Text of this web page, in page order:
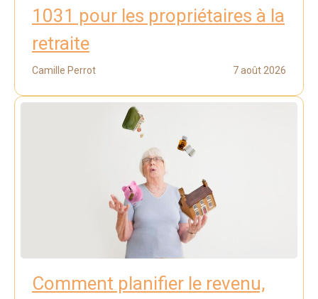
1031 pour les propriétaires à la
retraite
Camille Perrot 7 août 2026
Comment planifier le revenu,